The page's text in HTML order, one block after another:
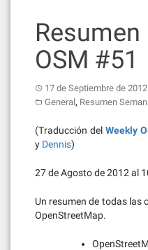
OSM #51
17 de Septiembre de 2012
General, Resumen
(Traducción delWeekly
y Dennis)
27 de Agosto de 2012 al
Un resumen de todas las
OpenStreetMap.